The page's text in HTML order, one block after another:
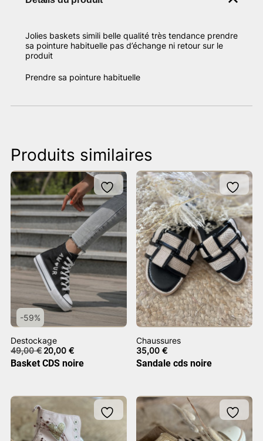
Jolies baskets simili belle qualité très tendance prendre
sa pointure habituelle pas d’échange ni retour sur le
produit
Prendre sa pointure habituelle
Produits similaires
-59%
Destockage
49,00€ Le
prix
initial
20,00 €Le
prix
actuel
Basket CDS noire
Chaussures
35,00€
Sandale cds noire